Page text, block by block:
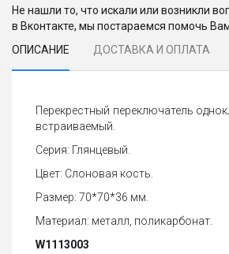
Не нашли то, что искали или возникли
в Вконтакте, мы постараемся помочь
ОПИСАНИЕ
ДОСТАВКА И ОПЛАТА
Перекрестный переключатель
встраиваемый.
Серия: Глянцевый.
Цвет: Слоновая кость.
Размер: 70*70*36 мм.
Материал: металл, поликарбонат.
W1113003